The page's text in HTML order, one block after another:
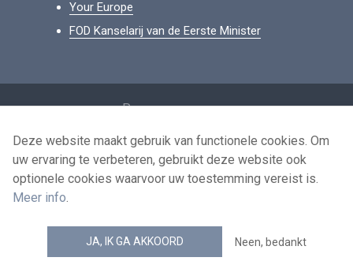
Your Europe
FOD Kanselarij van de Eerste Minister
Persoonsgegevens
Voorwaarden voor het hergebruik
Contacteer ons
news.belgium RSS feed
© 2026 - news.belgium.be
Deze website maakt gebruik van functionele cookies. Om
uw ervaring te verbeteren, gebruikt deze website ook
optionele cookies waarvoor uw toestemming vereist is.
Meer info.
JA, IK GA AKKOORD Neen, bedankt